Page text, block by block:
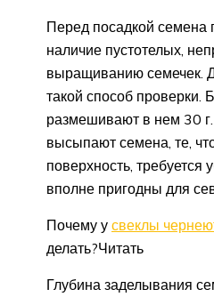
Перед посадкой семена
наличие пустотелых,
выращиванию семечек.
такой способ проверки.
размешивают в нем 30
высыпают семена, те,
поверхность, требуется
вполне пригодны для
Почему у свеклы
делать?Читать
Глубина заделывания